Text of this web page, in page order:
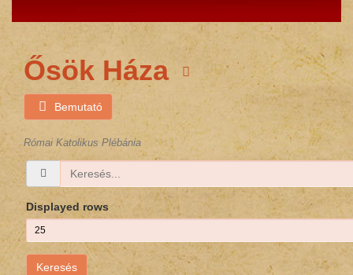
Ősök Háza
Bemutató
Római Katolikus Plébánia
Displayed rows
Keresés